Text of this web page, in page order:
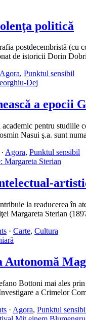
politică
postdecembristă
de istoricii Dorin
Agora, Punktul sensibil
a epocii
pentru studiile
Nasui ş.a. sunt
· Agora, Punktul sensibil
la readucerea în
Margareta Sterian
· Carte, Cultura
Autonomă
Bottoni mai ales
a Crimelor
· Agora, Punktul